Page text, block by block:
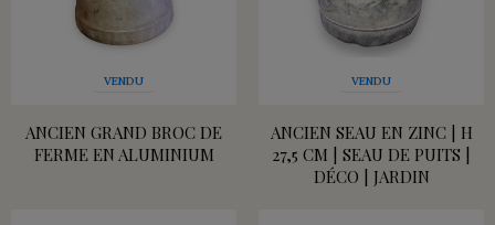
VENDU
ANCIEN GRAND BROC DE
FERME EN ALUMINIUM
VENDU
ANCIEN SEAU EN ZINC | H
27,5 CM | SEAU DE PUITS |
DÉCO | JARDIN